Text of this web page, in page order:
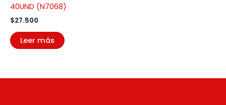
40UND (N7068)
$27.500
Leer más